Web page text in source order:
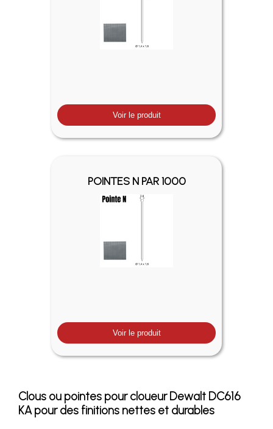
Voir le produit
POINTES N PAR 1000
Voir le produit
Clous ou pointes pour cloueur Dewalt DC616
KA pour des finitions nettes et durables